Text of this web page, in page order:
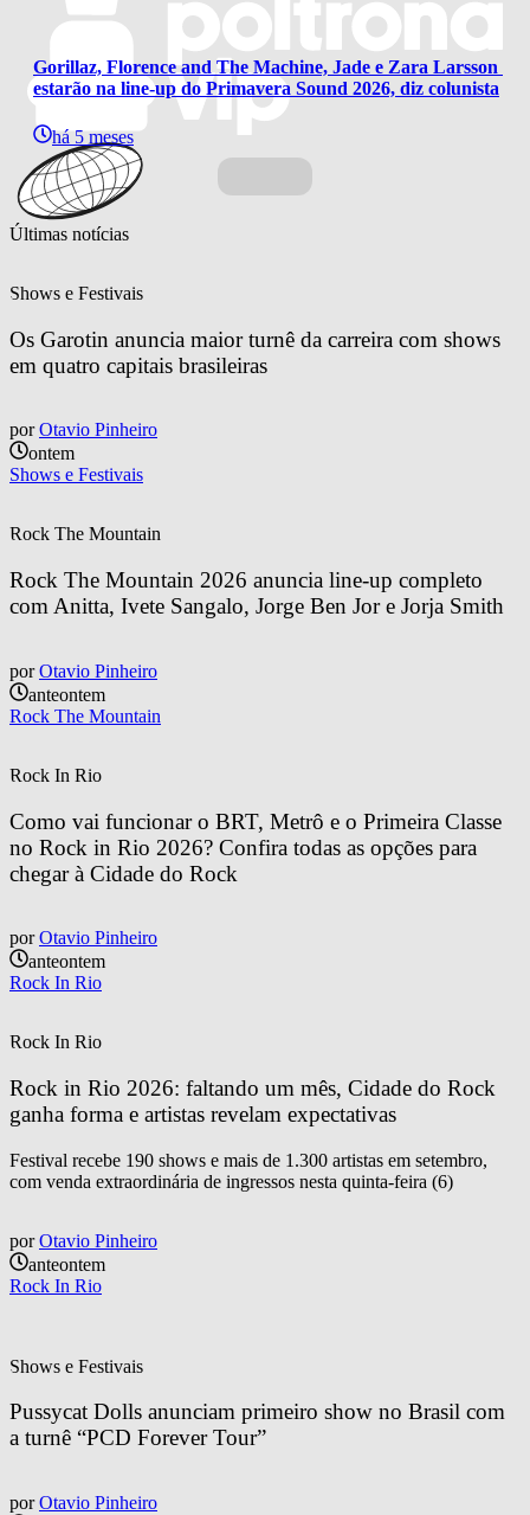
Gorillaz, Florence and The Machine, Jade e Zara Larsson
estarão na line-up do Primavera Sound 2026, diz colunista
há 5 meses
Últimas notícias
Shows e Festivais
Os Garotin anuncia maior turnê da carreira com shows
em quatro capitais brasileiras
por Otavio Pinheiro
ontem
Shows e Festivais
Rock The Mountain
Rock The Mountain 2026 anuncia line-up completo
com Anitta, Ivete Sangalo, Jorge Ben Jor e Jorja Smith
por Otavio Pinheiro
anteontem
Rock The Mountain
Rock In Rio
Como vai funcionar o BRT, Metrô e o Primeira Classe
no Rock in Rio 2026? Confira todas as opções para
chegar à Cidade do Rock
por Otavio Pinheiro
anteontem
Rock In Rio
Rock In Rio
Rock in Rio 2026: faltando um mês, Cidade do Rock
ganha forma e artistas revelam expectativas
Festival recebe 190 shows e mais de 1.300 artistas em setembro,
com venda extraordinária de ingressos nesta quinta-feira (6)
por Otavio Pinheiro
anteontem
Rock In Rio
Shows e Festivais
Pussycat Dolls anunciam primeiro show no Brasil com
a turnê “PCD Forever Tour”
por Otavio Pinheiro